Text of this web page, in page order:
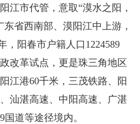
江市代管，意取“漠水之阳，
省西南部、漠阳江中上游，
，阳春市户籍人口1224589
改革试点，更是珠三角地区
江港60千米，三茂铁路、阳
汕湛高速、中阳高速、广湛
国道等途径境内。